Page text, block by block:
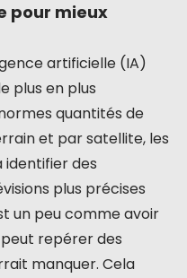
pour mieux
artificielle (IA)
plus en plus
quantités de
et par satellite, les
des
plus précises
un peu comme avoir
repérer des
manquer. Cela